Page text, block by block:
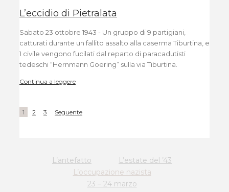
L’eccidio di Pietralata
Sabato 23 ottobre 1943 - Un gruppo di 9 partigiani,
catturati durante un fallito assalto alla caserma Tiburtina, e
1 civile vengono fucilati dal reparto di paracadutisti
tedeschi “Hernmann Goering” sulla via Tiburtina.
Continua a leggere
1 2 3 Seguente
L’antefatto
L’estate del ’43
L’occupazione nazista
23 – 24 marzo